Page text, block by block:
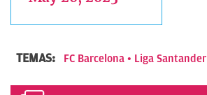
TEMAS: FC Barcelona Liga Santander